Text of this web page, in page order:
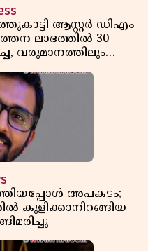
ആസ്റ്റർ ഡിഎം
ലാഭത്തിൽ 30
വരുമാനത്തിലും
പുറത്ത്
അപകടം;
കുളിക്കാനിറങ്ങിയ